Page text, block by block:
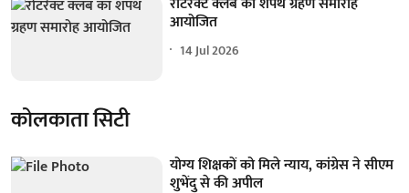
आयोजित
14 Jul 2026
कोलकाता सिटी
योग्य शिक्षकों को मिले न्याय, कांग्रेस ने सीएम
शुभेंदु से की अपील